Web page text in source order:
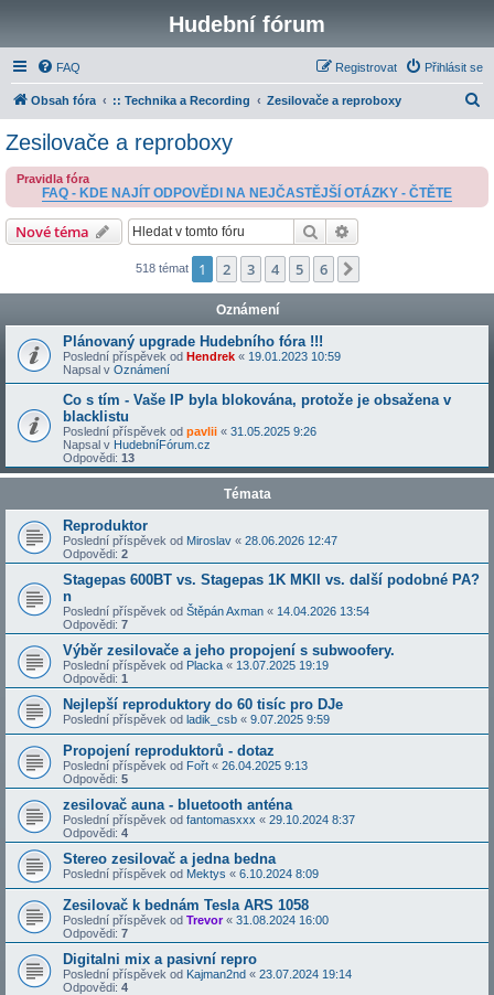
Hudební fórum
FAQ Přihlásit se
Registrovat
Obsah fóra :: Technika a Recording Zesilovače a reproboxy
a
Zesilovače a reproboxy
Pravidla fóra
FAQ - KDE NAJÍT ODPOVĚDI NA NEJČASTĚJŠÍ OTÁZKY - ČTĚTE
Nové téma Hledat
518 témat 1 2 3 4 5 6
Oznámení
Plánovaný upgrade Hudebního fóra !!!
Poslední příspěvek od Hendrek « 19.01.2023 10:59
Napsal v Oznámení
Co s tím - Vaše IP byla blokována, protože je obsažena v
blacklistu
Poslední příspěvek od pavlii « 31.05.2025 9:26
Napsal v HudebníFórum.cz
Odpovědi: 13
Témata
Reproduktor
Poslední příspěvek od Miroslav « 28.06.2026 12:47
Odpovědi: 2
Stagepas 600BT vs. Stagepas 1K MKII vs. další podobné PA?
n
Poslední příspěvek od Štěpán Axman « 14.04.2026 13:54
Odpovědi: 7
Výběr zesilovače a jeho propojení s subwoofery.
Poslední příspěvek od Placka « 13.07.2025 19:19
Odpovědi: 1
Nejlepší reproduktory do 60 tisíc pro DJe
Poslední příspěvek od ladik_csb « 9.07.2025 9:59
Propojení reproduktorů - dotaz
Poslední příspěvek od Fořt « 26.04.2025 9:13
Odpovědi: 5
zesilovač auna - bluetooth anténa
Poslední příspěvek od fantomasxxx « 29.10.2024 8:37
Odpovědi: 4
Stereo zesilovač a jedna bedna
Poslední příspěvek od Mektys « 6.10.2024 8:09
Zesilovač k bednám Tesla ARS 1058
Poslední příspěvek od Trevor« 31.08.2024 16:00
Odpovědi: 7
Digitalni mix a pasivní repro
Poslední příspěvek od Kajman2nd « 23.07.2024 19:14
Odpovědi: 4